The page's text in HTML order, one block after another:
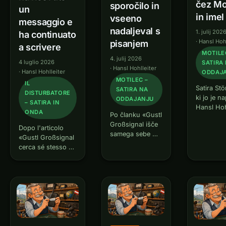
un
messaggio e
ha continuato
a scrivere
4 luglio 2026
· Hansl Hohlleiter
IL
DISTURBATORE
– SATIRA IN
ONDA
Dopo l'articolo
«Gustl Großsignal
cerca sé stesso —
questione di
tempo. Tre giorni,
per la precisione.
Poi è arrivato il
messaggio
sporočilo in
vseeno
nadaljeval s
pisanjem
4. julij 2026
· Hansl Hohlleiter
MOTILEC –
SATIRA NA
ODDAJANJU
Po članku «Gustl
Großsignal išče
samega sebe —
le vprašanje
natančno. Potem
je prišlo
WhatsApp
sporočilo. In še
čez
in
1. julij
· Hansl
SATIRA
Satira
ki jo je
Hansl
ga kdo